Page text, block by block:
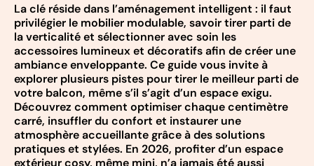
La clé réside dans l’aménagement intelligent : il faut
privilégier le mobilier modulable, savoir tirer parti de
la verticalité et sélectionner avec soin les
accessoires lumineux et décoratifs afin de créer une
ambiance enveloppante. Ce guide vous invite à
explorer plusieurs pistes pour tirer le meilleur parti de
votre balcon, même s’il s’agit d’un espace exigu.
Découvrez comment optimiser chaque centimètre
carré, insuffler du confort et instaurer une
atmosphère accueillante grâce à des solutions
pratiques et stylées. En 2026, profiter d’un espace
extérieur cosy, même mini, n’a jamais été aussi